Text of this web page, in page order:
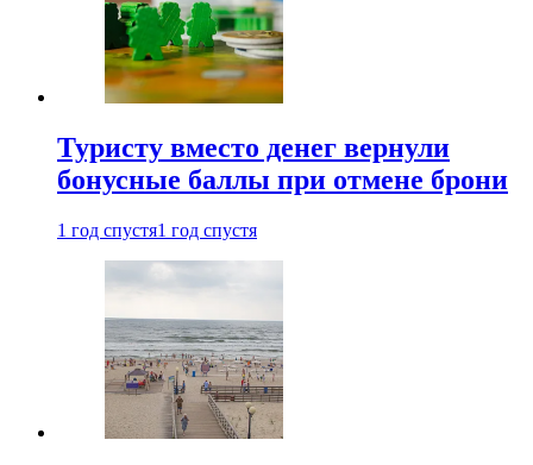
Туристу вместо денег вернули
бонусные баллы при отмене брони
1 год спустя1 год спустя